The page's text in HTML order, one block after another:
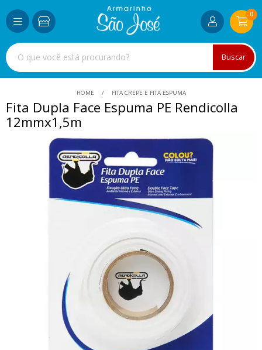
Buscar
0
HOME FITA CREPE E FITA ESPUMA
Fita Dupla Face Espuma PE Rendicolla
12mmx1,5m